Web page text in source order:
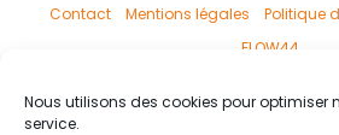
Nous utilisons des cookies pour optimiser
service.
Contact
Mentions légales Politique
FLOW44